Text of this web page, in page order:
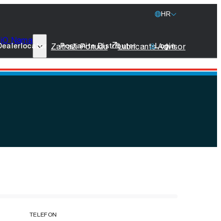
HR
O Nama77 Lubricants
Održivost Kompanije
Promo Artikli
Zatraži Ponudu Lubricants Advisor
Postanite Distributer Login
TELEFON